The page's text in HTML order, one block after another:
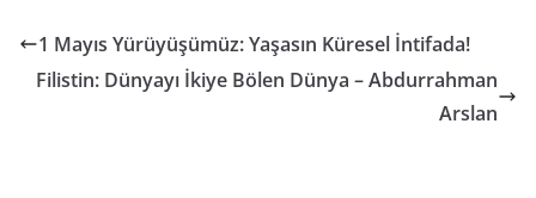
1 Mayıs Yürüyüşümüz: Yaşasın Küresel İntifada!
Filistin: Dünyayı İkiye Bölen Dünya – Abdurrahman
Arslan